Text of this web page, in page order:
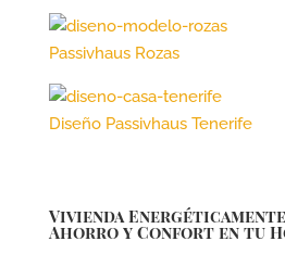
Passivhaus Rozas
Diseño Passivhaus Tenerife
Vivienda
Ahorro y Confort en tu